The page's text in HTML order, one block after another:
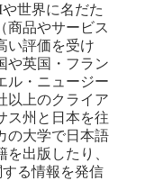
世界に名だた
商品やサービス
い評価を受け
や英国・フラン
ル・ニュージー
以上のクライア
ス州と日本を往
の大学で日本語
出版したり、
する情報を発信